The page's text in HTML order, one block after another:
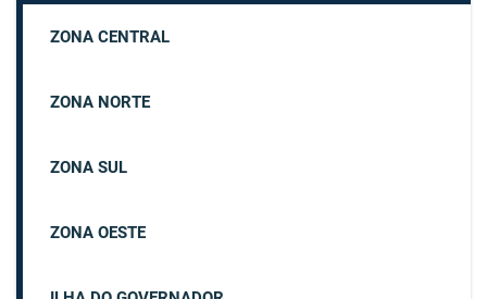
ZONA CENTRAL
ZONA NORTE
ZONA SUL
ZONA OESTE